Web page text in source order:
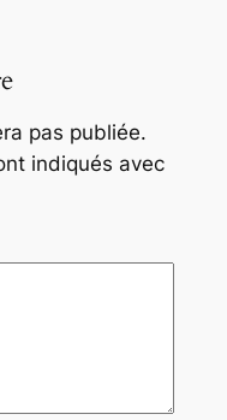
pas publiée.
indiqués avec